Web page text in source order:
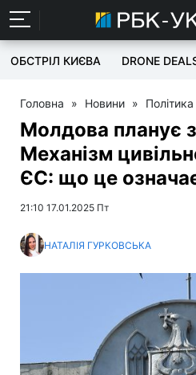
ОБСТРІЛ КИЄВА DRONE
Головна » Новини » Політика
Молдова планує
Механізм
ЄС: що це
21:10 17.01.2025 Пт
НАТАЛІЯ ГУРКОВСЬКА